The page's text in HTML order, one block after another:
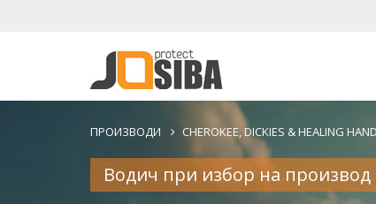
ПРОИЗВОДИ CHEROKEE, DICKIES & HEALING
Водич при избор на производ